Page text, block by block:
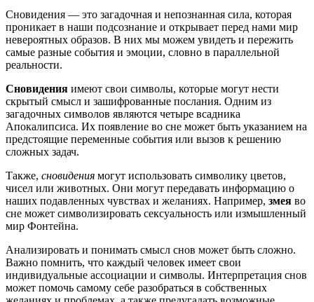
Сновидения — это загадочная и непознанная сила, которая
проникает в наши подсознание и открывает перед нами мир
невероятных образов. В них мы можем увидеть и пережить
самые разные события и эмоции, словно в параллельной
реальности.
Сновидения имеют свои символы, которые могут нести
скрытый смысл и зашифрованные послания. Одним из
загадочных символов являются четыре всадника
Апокалипсиса. Их появление во сне может быть указанием на
предстоящие переменные события или вызов к решению
сложных задач.
Также, сновидения могут использовать символику цветов,
чисел или животных. Они могут передавать информацию о
наших подавленных чувствах и желаниях. Например, змея во
сне может символизировать сексуальность или измышленный
мир Фонтейна.
Анализировать и понимать смысл снов может быть сложно.
Важно помнить, что каждый человек имеет свои
индивидуальные ассоциации и символы. Интерпретация снов
может помочь самому себе разобраться в собственных